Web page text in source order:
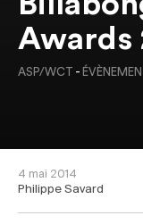
Awards
ASP/WCT -
4 mai 2014
Philippe Savard